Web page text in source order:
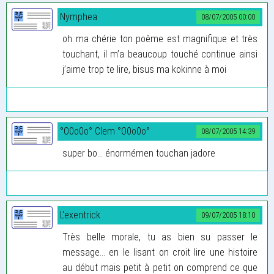
08/07/2005 00:00
Nymphea
oh ma chérie ton poême est magnifique et très
touchant, il m’a beaucoup touché continue ainsi
j’aime trop te lire, bisus ma kokinne à moi
08/07/2005 14:39
°O0o0o° Clem °O0o0o°
super bo... énormémen touchan jadore
09/07/2005 18:10
L'exentrick
Très belle morale, tu as bien su passer le
message... en le lisant on croit lire une histoire
au début mais petit à petit on comprend ce que